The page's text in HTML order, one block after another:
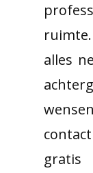
alles